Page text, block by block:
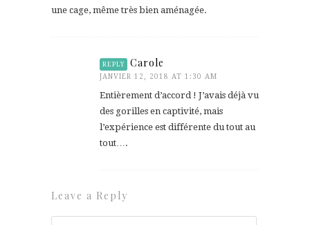
une cage, même très bien aménagée.
REPLY Carole
JANVIER 12, 2018 AT 1:30 AM
Entièrement d’accord ! J’avais déjà vu
des gorilles en captivité, mais
l’expérience est différente du tout au
tout….
Leave a Reply